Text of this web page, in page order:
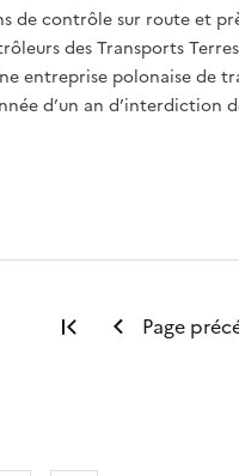
de contrôle sur route et
des Transports
entreprise polonaise de
d’un an d’interdiction
Première page
Page